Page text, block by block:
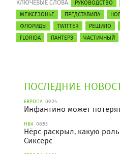
КЛЮЧЕВЫЕ СЛОВА: РУКОВОДСТВО
МЕЖСЕЗОНЬЕ
ПРЕДСТАВИЛА
ФЛОРИДЫ
TWITTER РЕШИЛО
FLORIDA
ПАНТЕРЗ ЧАСТИЧНЫЙ
ПОСЛЕДНИЕ
ЕВРОПА 09:24
Инфантино может
НБА 08:53
Нёрс раскрыл, какую
Сиксерс